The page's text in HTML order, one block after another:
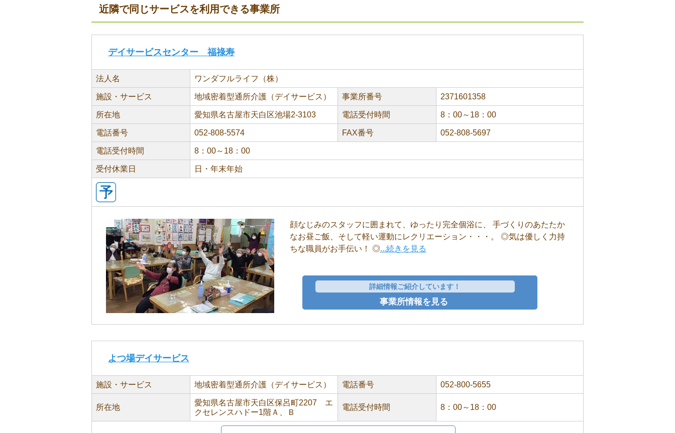
近隣で同じサービスを利用できる事業所
デイサービスセンター 福祿寿
法人名 ワンダフルライフ（株）
施設・サービス 地域密着型通所介護（デイサービス） 事業所番号 2371601358
所在地 愛知県名古屋市天白区池場2-3103 電話受付時間 8：00～18：00
電話番号 052-808-5574 FAX番号 052-808-5697
電話受付時間 8：00～18：00
受付休業日 日・年末年始
顔なじみのスタッフに囲まれて、ゆったり完全個浴に、 手づくりのあたたか
なお昼ご飯、そして軽い運動にレクリエーション・・・。 ◎気は優しく力持
ちな職員がお手伝い！ ◎...続きを見る
詳細情報ご紹介しています！
事業所情報を見る
よつ場デイサービス
施設・サービス 地域密着型通所介護（デイサービス） 電話番号 052-800-5655
所在地
愛知県名古屋市天白区保呂町2207 エ
クセレンスハドー1階Ａ、Ｂ
電話受付時間 8：00～18：00